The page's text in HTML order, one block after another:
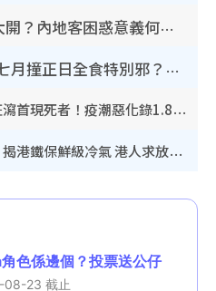
香港山邊鐵閘邊門大開？內地客困惑意義何在！網民神回覆：呢種叫法理性防禦
鬼門開2026｜農曆七月撞正日全食特別邪？專家警告切忌做一事！揭4大禁忌+2招保平安
奪命寄生蟲｜食生菜狂瀉首現死者！疫潮惡化錄1.8萬宗病例 揭洗菜3大謬誤
內地客歎港人唔識老！揭港鐵保鮮級冷氣 港人求放過：咪投訴